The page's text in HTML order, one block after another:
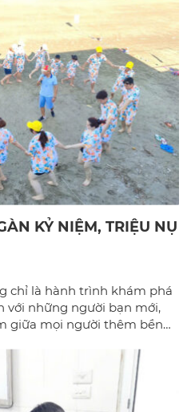
KỶ NIỆM, TRIỆU NỤ
chỉ là hành trình khám phá
với những người bạn mới,
giữa mọi người thêm bền